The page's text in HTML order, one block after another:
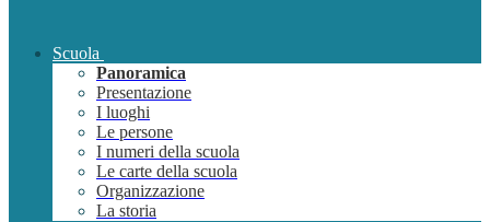
Scuola
Panoramica
Presentazione
I luoghi
Le persone
I numeri della scuola
Le carte della scuola
Organizzazione
La storia